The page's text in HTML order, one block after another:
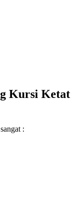
Kursi Ketat
: